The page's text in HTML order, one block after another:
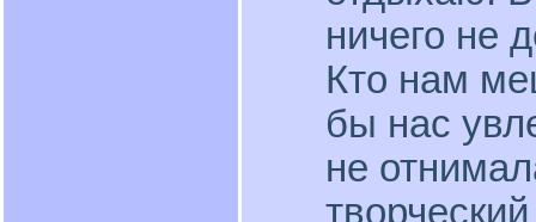
ничего не
Кто нам
бы нас
не